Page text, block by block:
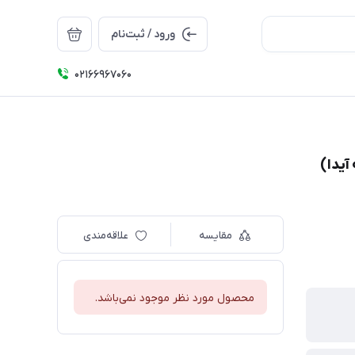
ورود / ثبت‌نام
۰۲۱66967060
مقایسه علاقه‌مندی
محصول مورد نظر موجود نمی‌باشد.